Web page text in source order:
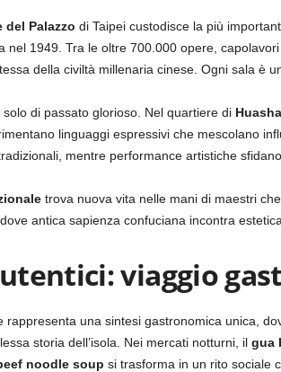
del Palazzo di Taipei custodisce la più
nel 1949. Tra le oltre 700.000 opere,
della civiltà millenaria cinese. Ogni sala è
solo di passato glorioso. Nel quartiere di
linguaggi espressivi che mescolano
mentre performance artistiche
trova nuova vita nelle mani di maestri
antica sapienza confuciana incontra
viaggio
rappresenta una sintesi gastronomica unica,
storia dell’isola. Nei mercati notturni, il gua
noodle soup si trasforma in un rito sociale